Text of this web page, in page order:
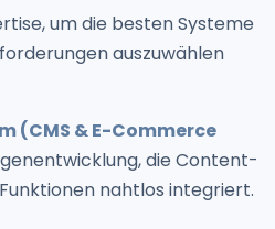
um die besten Systeme
auszuwählen
(CMS & E-Commerce
die Content-
nahtlos integriert.